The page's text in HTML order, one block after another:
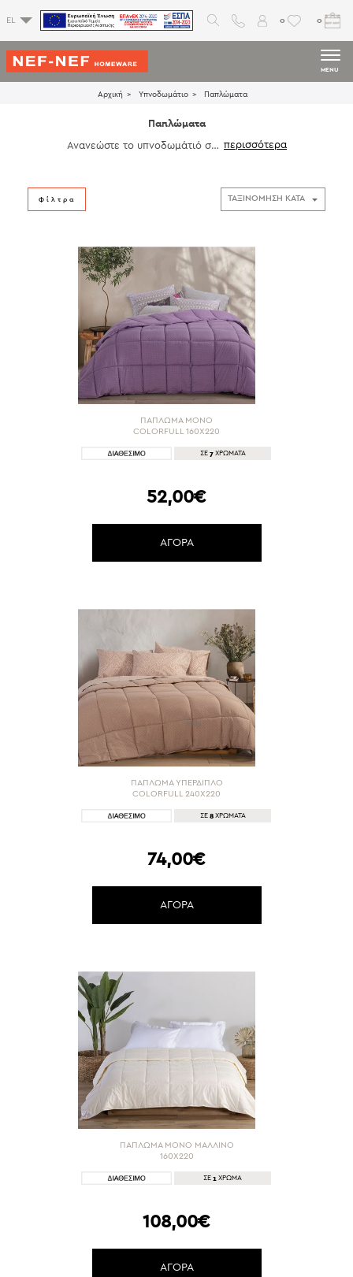
EL 0 0
MENU
Αρχική Υπνοδωμάτιο Παπλώματα
Παπλώματα
Ανανεώστε το υπνοδωμάτιό σας
τάμάλλινα
πουπουλένια
μεγέθη. Ανακαλύψτε παπλώμ
αταλευκά μονά
λευκά υπέρ
διπλασε διάφορα επίπεδα θερ
μότητας για να βρείτε την ιδανι
κή λύση που ανταποκρίνεται στι
ς προσωπικές σας ανάγκες. Κάθ
ε πάπλωμα προσφέρει άνεση, α
ντοχή και ζεστασιά, ενώ οι κομ
ψέςπαπλωματοθήκες
ολοκληρ
ώνουν την εικόνα του υπνοδωμ
ατίου σας, κάνοντας τον ύπνο σ
ας ακόμα πιο ξεκούραστο.
Φίλτρα
ΠΑΠΛΩΜΑ MONO
COLORFULL 160X220
ΣΕ 7 ΧΡΩΜΑΤΑ
52,00€
ΑΓΟΡΑ
ΠΑΠΛΩΜΑ ΥΠΕΡΔΙΠΛΟ
COLORFULL 240X220
ΣΕ 8 ΧΡΩΜΑΤΑ
74,00€
ΑΓΟΡΑ
ΠΑΠΛΩΜΑ ΜΟΝΟ ΜΑΛΛΙΝΟ
160X220
ΣΕ 1 ΧΡΩΜΑ
108,00€
ΑΓΟΡΑ